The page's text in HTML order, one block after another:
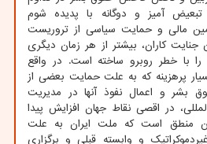
آمیز و دوگانه با پدیده شوم
مالی و حمایت سیاسی از تروریست
جنایت کاران، بیشتر از هر زمان دیگری
با خطر روبرو ساخته است. در واقع
پرهزینه که به علت حمایت بعضی از
بشر و اعمال نفوذ آنها در مدیریت
در اقصی نقاط جهان افزایش پیدا
منطق است که ملت ایران به علت
و وابسته قبلی و برگزاری